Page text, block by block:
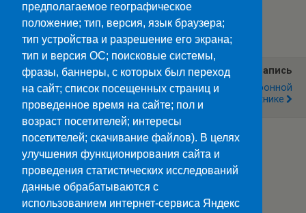
Категории:Новости
Предыдущая Запись
День Конституции РФ
Следующая Запись
Викторина По Электронной
Технике
Наверх
Мобильн.
предполагаемое географическое
положение; тип, версия, язык браузера;
тип устройства и разрешение его экрана;
тип и версия ОС; поисковые системы,
фразы, баннеры, с которых был переход
на сайт; список посещенных страниц и
проведенное время на сайте; пол и
возраст посетителей; интересы
посетителей; скачивание файлов). В целях
улучшения функционирования сайта и
проведения статистических исследований
данные обрабатываются с
использованием интернет-сервиса Яндекс